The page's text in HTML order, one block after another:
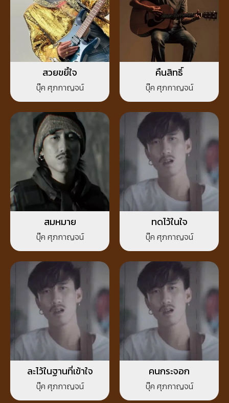
สวยขยี้ใจ
บุ๊ค ศุภกาญจน์
คืนสิทธิ์
บุ๊ค ศุภกาญจน์
สมหมาย
บุ๊ค ศุภกาญจน์
ทดไว้ในใจ
บุ๊ค ศุภกาญจน์
ละไว้ในฐานที่เข้าใจ
บุ๊ค ศุภกาญจน์
คนกระจอก
บุ๊ค ศุภกาญจน์